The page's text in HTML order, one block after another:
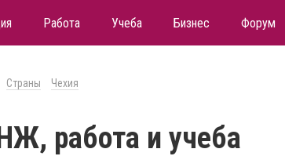
Работа Учеба Бизнес Форум
Страны Чехия
работа и учеба